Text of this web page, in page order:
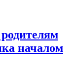
началом